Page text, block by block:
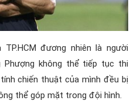
TP.HCM đương nhiên là người
Phượng không thể tiếp tục thi
chiến thuật của mình đều bị
thể góp mặt trong đội hình.